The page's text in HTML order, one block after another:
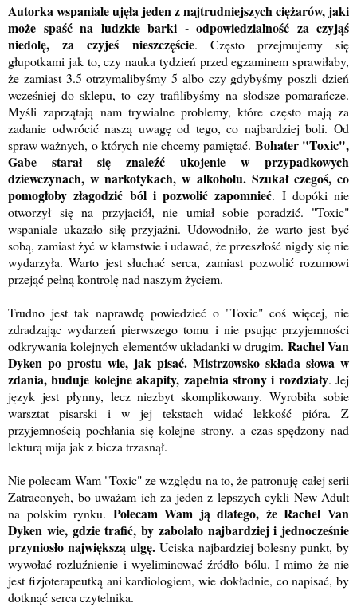
Autorka wspaniale ujęła jeden z najtrudniejszych ciężarów, jaki
może spaść na ludzkie barki - odpowiedzialność za czyjąś
niedolę, za czyjeś nieszczęście. Często przejmujemy się
głupotkami jak to, czy nauka tydzień przed egzaminem sprawiłaby,
że zamiast 3.5 otrzymalibyśmy 5 albo czy gdybyśmy poszli dzień
wcześniej do sklepu, to czy trafilibyśmy na słodsze pomarańcze.
Myśli zaprzątają nam trywialne problemy, które często mają za
zadanie odwrócić naszą uwagę od tego, co najbardziej boli. Od
spraw ważnych, o których nie chcemy pamiętać. Bohater "Toxic",
Gabe starał się znaleźć ukojenie w przypadkowych
dziewczynach, w narkotykach, w alkoholu. Szukał czegoś, co
pomogłoby złagodzić ból i pozwolić zapomnieć. I dopóki nie
otworzył się na przyjaciół, nie umiał sobie poradzić. "Toxic"
wspaniale ukazało siłę przyjaźni. Udowodniło, że warto jest być
sobą, zamiast żyć w kłamstwie i udawać, że przeszłość nigdy się nie
wydarzyła. Warto jest słuchać serca, zamiast pozwolić rozumowi
przejąć pełną kontrolę nad naszym życiem.
Trudno jest tak naprawdę powiedzieć o "Toxic" coś więcej, nie
zdradzając wydarzeń pierwszego tomu i nie psując przyjemności
odkrywania kolejnych elementów układanki w drugim. Rachel Van
Dyken po prostu wie, jak pisać. Mistrzowsko składa słowa w
zdania, buduje kolejne akapity, zapełnia strony i rozdziały. Jej
język jest płynny, lecz niezbyt skomplikowany. Wyrobiła sobie
warsztat pisarski i w jej tekstach widać lekkość pióra. Z
przyjemnością pochłania się kolejne strony, a czas spędzony nad
lekturą mija jak z bicza trzasnął.
Nie polecam Wam "Toxic" ze względu na to, że patronuję całej serii
Zatraconych, bo uważam ich za jeden z lepszych cykli New Adult
na polskim rynku. Polecam Wam ją dlatego, że Rachel Van
Dyken wie, gdzie trafić, by zabolało najbardziej i jednocześnie
przyniosło największą ulgę.Uciska najbardziej bolesny punkt, by
wywołać rozluźnienie i wyeliminować źródło bólu. I mimo że nie
jest fizjoterapeutką ani kardiologiem, wie dokładnie, co napisać, by
dotknąć serca czytelnika.